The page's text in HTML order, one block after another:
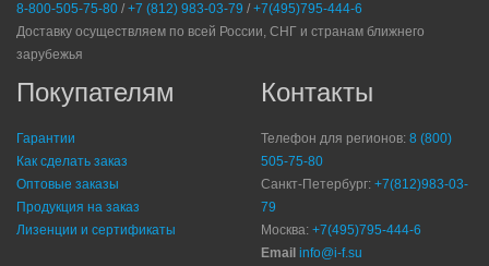
8-800-505-75-80 / +7 (812) 983-03-79 / +7(495)795-444-6
Доставку осуществляем по всей России, СНГ и странам ближнего
зарубежья
Покупателям
Гарантии
Как сделать заказ
Оптовые заказы
Продукция на заказ
Лизенции и сертификаты
Контакты
Телефон для регионов: 8 (800)
505-75-80
Санкт-Петербург: +7(812)983-03-
79
Москва: +7(495)795-444-6
Email info@i-f.su